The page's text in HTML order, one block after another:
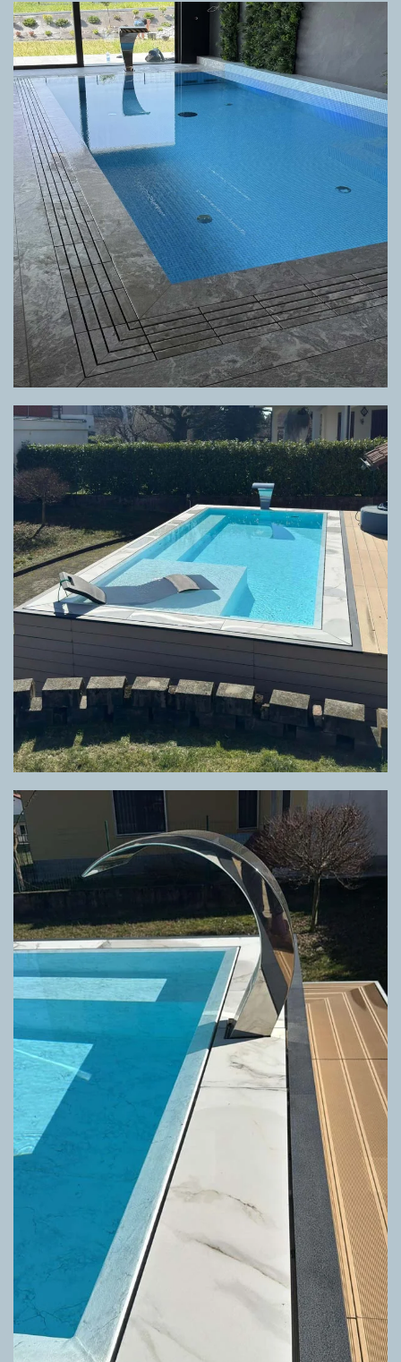
GRIGLIA DIRECTA CUSTOM
GRIGLIA DIRECTA CALACATTA
GRIGLIA DIRECTA CALACATTA